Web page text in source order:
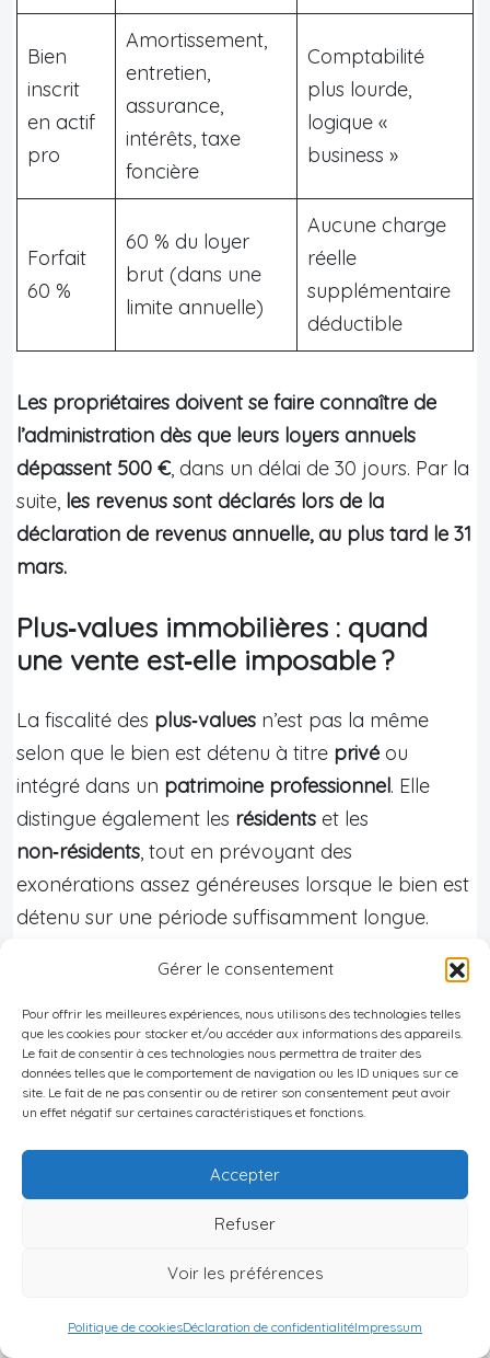
Gérer le consentement
Pour offrir les meilleures expériences, nous utilisons des technologies telles
que les cookies pour stocker et/ou accéder aux informations des appareils.
Le fait de consentir à ces technologies nous permettra de traiter des
données telles que le comportement de navigation ou les ID uniques sur ce
site. Le fait de ne pas consentir ou de retirer son consentement peut avoir
un effet négatif sur certaines caractéristiques et fonctions.
Accepter
Refuser
Voir les préférences
Politique de cookiesDéclaration de confidentialitéImpressum
Bien
inscrit
en actif
pro
Amortissement,
entretien,
assurance,
intérêts, taxe
foncière
Comptabilité
plus lourde,
logique «
business »
Forfait
60 %
60 % du loyer
brut (dans une
limite annuelle)
Aucune charge
réelle
supplémentaire
déductible
Les propriétaires doivent se faire connaître de
l’administration dès que leurs loyers annuels
dépassent 500 €, dans un délai de 30 jours. Par la
suite, les revenus sont déclarés lors de la
déclaration de revenus annuelle, au plus tard le 31
mars.
Plus‑values immobilières : quand
une vente est‑elle imposable ?
La fiscalité des plus‑values n’est pas la même
selon que le bien est détenu à titre privé ou
intégré dans un patrimoine professionnel. Elle
distingue également les résidents et les
non‑résidents, tout en prévoyant des
exonérations assez généreuses lorsque le bien est
détenu sur une période suffisamment longue.
différence entre le prix de vente et le coût
d’acquisition(prix d’achat augmenté
éventuellement de certains frais venus majorer le
coût), diminuée des dépenses directement liées à
la cession.
Pour un particulier qui n’a pas enregistré son bien
actif professionnel, deux cas principaux
existent :
au moins deux ans avant la vente